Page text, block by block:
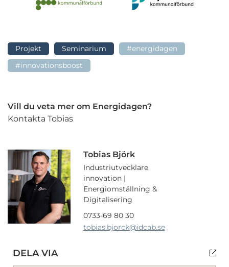
Projekt Seminarium
#energidagen
#innovationsboost
Vill du veta mer om Energidagen?
Kontakta Tobias
Tobias Björk
Industriutvecklare
innovation |
Energiomställning &
Digitalisering
0733-69 80 30
tobias.bjorck@idcab.se
DELA VIA